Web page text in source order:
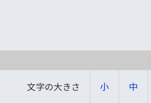
文字の大きさ 小 中